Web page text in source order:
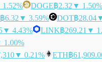
DOGE฿2.32 ▼ 1.50%
฿6.32 ▼ 3.59% DOT฿28.04
▼ 4.43% LINK฿269.21 ▼
1.00%
▼ 0.21% ETH฿